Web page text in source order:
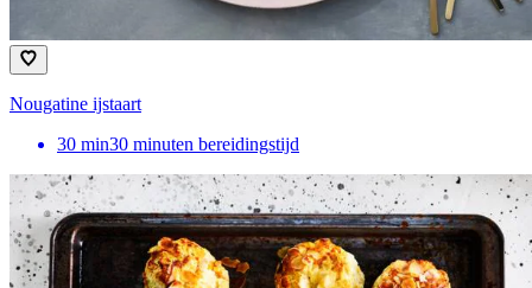
Nougatine ijstaart
30 min30 minuten bereidingstijd